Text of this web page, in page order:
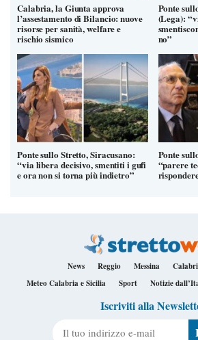
Calabria, la Giunta approva
l’assestamento di Bilancio: nuove
risorse per sanità, welfare e
rischio sismico
Ponte
(Lega):
no”
Ponte sullo Stretto, Siracusano:
“via libera decisivo, smentiti i gufi
e ora non si torna più indietro”
Ponte
“parere
News Reggio Messina
Meteo Calabria e Sicilia
Sport Notizie
Iscriviti alla